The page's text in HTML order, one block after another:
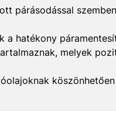
párásodással
hatékony
melyek